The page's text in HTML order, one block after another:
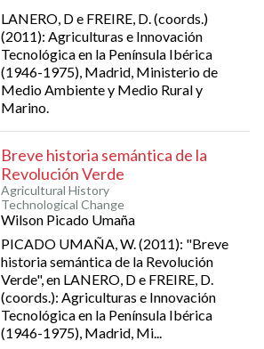
LANERO, D e FREIRE, D. (coords.)
(2011): Agriculturas e Innovación
Tecnológica en la Península Ibérica
(1946-1975), Madrid, Ministerio de
Medio Ambiente y Medio Rural y
Marino.
Breve historia semántica de la
Revolución Verde
Agricultural History
Technological Change
Wilson Picado Umaña
PICADO UMAÑA, W. (2011): "Breve
historia semántica de la Revolución
Verde", en LANERO, D e FREIRE, D.
(coords.): Agriculturas e Innovación
Tecnológica en la Península Ibérica
(1946-1975), Madrid, Mi...